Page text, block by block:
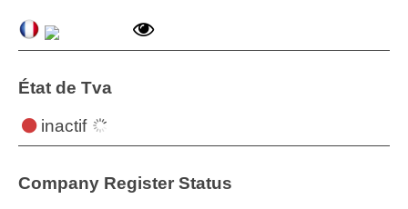
État de Tva
inactif
Company Register Status